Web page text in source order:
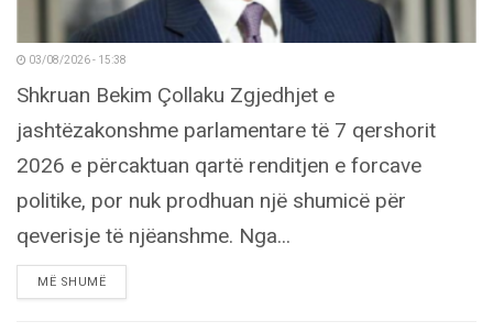
03/08/2026 - 15:38
Shkruan Bekim Çollaku Zgjedhjet e
jashtëzakonshme parlamentare të 7 qershorit
2026 e përcaktuan qartë renditjen e forcave
politike, por nuk prodhuan një shumicë për
qeverisje të njëanshme. Nga...
MË SHUMËDETAILS